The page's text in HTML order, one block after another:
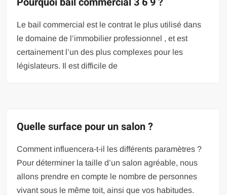
Le bail commercial est le contrat le plus utilisé dans
le domaine de l’immobilier professionnel , et est
certainement l’un des plus complexes pour les
législateurs. Il est difficile de
Quelle surface pour un salon ?
Comment influencera-t-il les différents paramètres ?
Pour déterminer la taille d’un salon agréable, nous
allons prendre en compte le nombre de personnes
vivant sous le même toit, ainsi que vos habitudes.